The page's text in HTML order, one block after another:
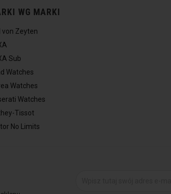
WG MARKI
von Zeyten
Sub
Watches
Watches
Watches
Tissot
No Limits